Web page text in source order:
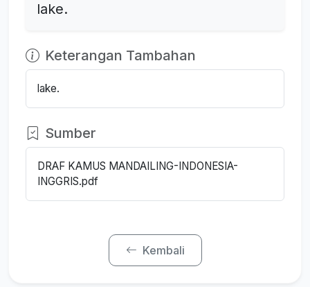
lake.
Keterangan Tambahan
lake.
Sumber
DRAF KAMUS MANDAILING-INDONESIA-
INGGRIS.pdf
Kembali